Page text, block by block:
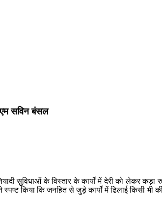
सविन बंसल
सुविधाओं के विस्तार के कार्यों में देरी को लेकर कड़ा
किया कि जनहित से जुड़े कार्यों में ढिलाई किसी भी